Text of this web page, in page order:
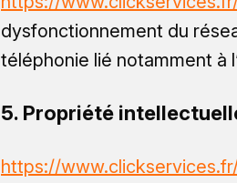
dysfonctionnement du
téléphonie lié notamment à
5. Propriété
https://